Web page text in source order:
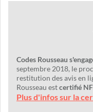
Codes Rousseau
septembre 2018, le
restitution des avis en
Rousseau estcertifié NF
Plus d'infos sur la